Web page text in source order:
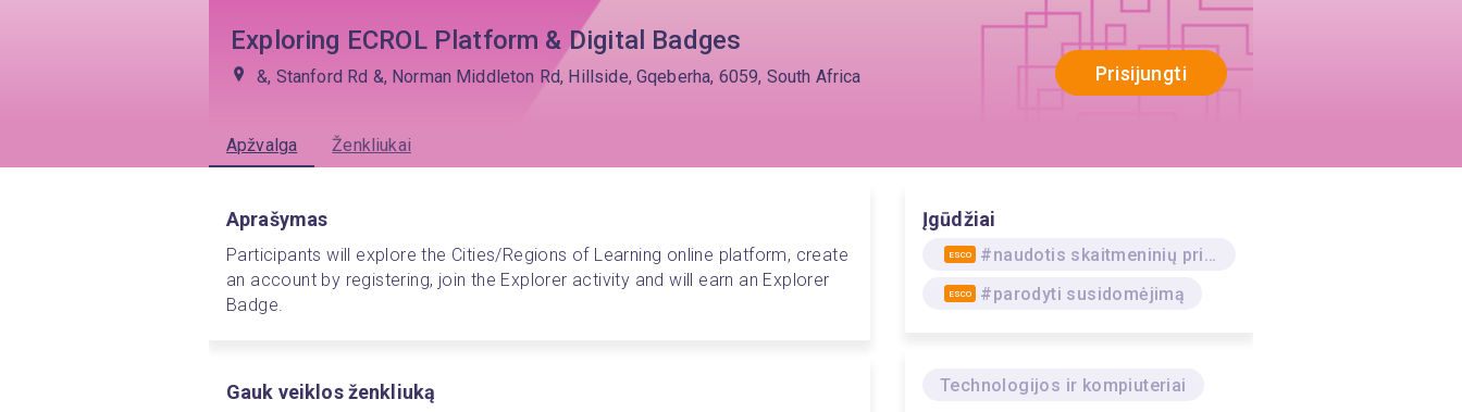
Exploring ECROL Platform & Digital Badges
&, Stanford Rd &, Norman Middleton Rd, Hillside, Gqeberha, 6059, South Africa Prisijungti
Apžvalga Ženkliukai
Aprašymas
Participants will explore the Cities/Regions of Learning online platform, create
an account by registering, join the Explorer activity and will earn an Explorer
Badge.
Gauk veiklos ženkliuką
Įgūdžiai
ESCO #naudotis skaitmeninių prietaisų operacinėmis sistemomis
ESCO #parodyti susidomėjimą
Technologijos ir kompiuteriai